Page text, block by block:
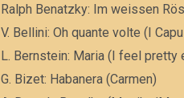
Ralph Benatzky: Im weissen
V. Bellini: Oh quante volte (I
L. Bernstein: Maria (I feel
G. Bizet: Habanera (Carmen)